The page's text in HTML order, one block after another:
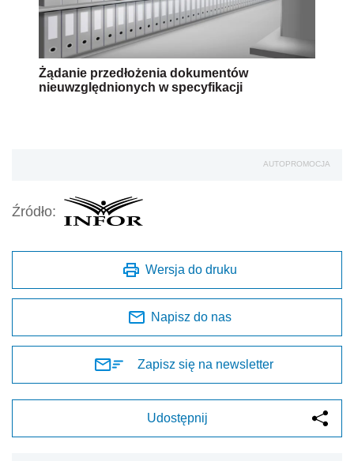
Żądanie przedłożenia dokumentów
nieuwzględnionych w specyfikacji
AUTOPROMOCJA
Źródło:
Wersja do druku
Napisz do nas
Zapisz się na newsletter
Udostępnij